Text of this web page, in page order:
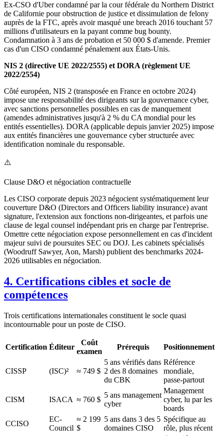
Ex-CSO d'Uber condamné par la cour fédérale du Northern District
de Californie pour obstruction de justice et dissimulation de felony
auprès de la FTC, après avoir masqué une breach 2016 touchant 57
millions d'utilisateurs en la payant comme bug bounty.
Condamnation à 3 ans de probation et 50 000 $ d'amende. Premier
cas d'un CISO condamné pénalement aux États-Unis.
NIS 2 (directive UE 2022/2555) et DORA (règlement UE
2022/2554)
Côté européen, NIS 2 (transposée en France en octobre 2024)
impose une responsabilité des dirigeants sur la gouvernance cyber,
avec sanctions personnelles possibles en cas de manquement
(amendes administratives jusqu'à 2 % du CA mondial pour les
entités essentielles). DORA (applicable depuis janvier 2025) impose
aux entités financières une gouvernance cyber structurée avec
identification nominale du responsable.
⚠️
Clause D&O et négociation contractuelle
Les CISO corporate depuis 2023 négocient systématiquement leur
couverture D&O (Directors and Officers liability insurance) avant
signature, l'extension aux fonctions non-dirigeantes, et parfois une
clause de legal counsel indépendant pris en charge par l'entreprise.
Omettre cette négociation expose personnellement en cas d'incident
majeur suivi de poursuites SEC ou DOJ. Les cabinets spécialisés
(Woodruff Sawyer, Aon, Marsh) publient des benchmarks 2024-
2026 utilisables en négociation.
4. Certifications cibles et socle de
compétences
Trois certifications internationales constituent le socle quasi
incontournable pour un poste de CISO.
Certification Éditeur
Coût
examen
Prérequis Positionnement
CISSP (ISC)² ≈ 749 $
5 ans vérifiés dans
2 des 8 domaines
du CBK
Référence
mondiale,
passe-partout
CISM ISACA ≈ 760 $
5 ans management
cyber
Management
cyber, lu par les
boards
CCISO
EC-
Council
≈ 2 199
$
5 ans dans 3 des 5
domaines CISO
Spécifique au
rôle, plus récent